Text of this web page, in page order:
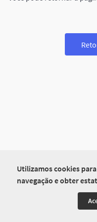
Utilizamos cookies
navegação e obter